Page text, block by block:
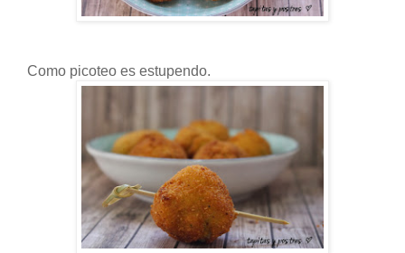
Como picoteo es estupendo.